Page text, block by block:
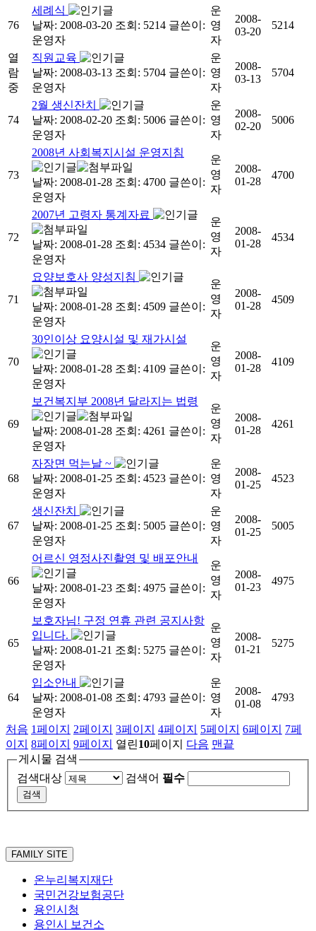
76
세례식
날짜: 2008-03-20 조회: 5214 글쓴이:
운영자
운
영
자
2008-
03-20
5214
열
람
중
직원교육
날짜: 2008-03-13 조회: 5704 글쓴이:
운영자
운
영
자
2008-
03-13
5704
74
2월 생신잔치
날짜: 2008-02-20 조회: 5006 글쓴이:
운영자
운
영
자
2008-
02-20
5006
73
2008년 사회복지시설 운영지침
날짜: 2008-01-28 조회: 4700 글쓴이:
운영자
운
영
자
2008-
01-28
4700
72
2007년 고령자 통계자료
날짜: 2008-01-28 조회: 4534 글쓴이:
운영자
운
영
자
2008-
01-28
4534
71
요양보호사 양성지침
날짜: 2008-01-28 조회: 4509 글쓴이:
운영자
운
영
자
2008-
01-28
4509
70
30인이상 요양시설 및 재가시설
날짜: 2008-01-28 조회: 4109 글쓴이:
운영자
운
영
자
2008-
01-28
4109
69
보건복지부 2008년 달라지는 법령
날짜: 2008-01-28 조회: 4261 글쓴이:
운영자
운
영
자
2008-
01-28
4261
68
자장면 먹는날 ~
날짜: 2008-01-25 조회: 4523 글쓴이:
운영자
운
영
자
2008-
01-25
4523
67
생신잔치
날짜: 2008-01-25 조회: 5005 글쓴이:
운영자
운
영
자
2008-
01-25
5005
66
어르신 영정사진촬영 및 배포안내
날짜: 2008-01-23 조회: 4975 글쓴이:
운영자
운
영
자
2008-
01-23
4975
65
보호자님! 구정 연휴 관련 공지사항
입니다.
날짜: 2008-01-21 조회: 5275 글쓴이:
운영자
운
영
자
2008-
01-21
5275
64
입소안내
날짜: 2008-01-08 조회: 4793 글쓴이:
운영자
운
영
자
2008-
01-08
4793
처음 1페이지 2페이지 3페이지 4페이지 5페이지 6페이지 7페
이지 8페이지 9페이지 열린10페이지 다음 맨끝
게시물 검색
검색대상
검색어 필수
FAMILY SITE
온누리복지재단
국민건강보험공단
용인시청
용인시 보건소